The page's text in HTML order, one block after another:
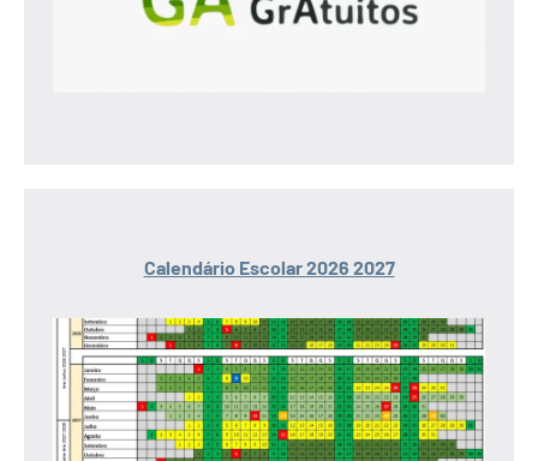
Calendário Escolar 2026 2027